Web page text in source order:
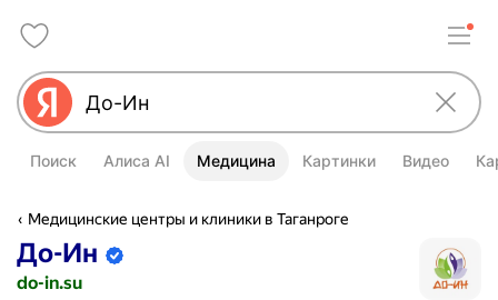
Поиск Алиса AI Медицина Картинки Видео
Медицинские центры и клиники в Таганроге
До-Ин
Информация об организации
do-in.su